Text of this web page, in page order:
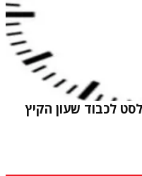
לכבוד שעון הקיץ